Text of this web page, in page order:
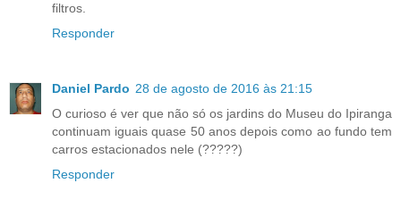
filtros.
Responder
Daniel Pardo 28 de agosto de 2016 às 21:15
O curioso é ver que não só os jardins do Museu do Ipiranga
continuam iguais quase 50 anos depois como ao fundo tem
carros estacionados nele (?????)
Responder